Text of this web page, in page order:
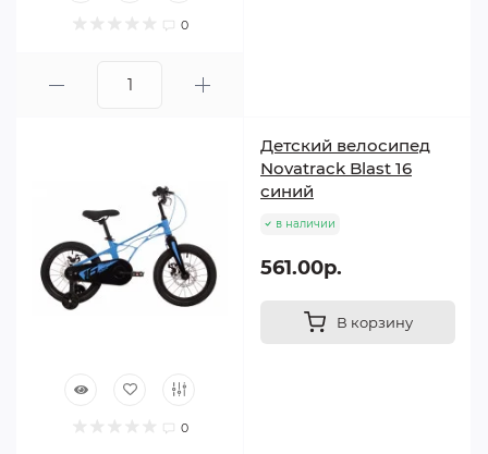
0
0
Детский велосипед
Novatrack Blast 16
синий
в наличии
561.00р.
В корзину